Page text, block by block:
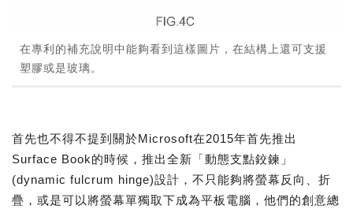
在專利的補充說明中能夠看到這樣圖片，在結構上還可支援
塑膠或是玻璃。
首先也不得不提到關於Microsoft在2015年首先推出
Surface Book的時候，推出全新「動態支點鉸鍊」
(dynamic fulcrum hinge)設計，不只能夠將螢幕反向、折
疊，或是可以將螢幕單獨取下成為平板電腦，他們的創意總